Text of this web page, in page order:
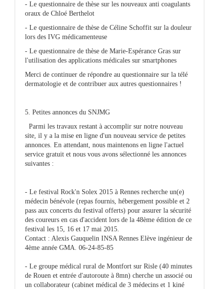
- Le questionnaire de thèse sur les nouveaux anti coagulants
oraux de Chloé Berthelot
- Le questionnaire de thèse de Céline Schoffit sur la douleur
lors des IVG médicamenteuse
- Le questionnaire de thèse de Marie-Espérance Gras sur
l'utilisation des applications médicales sur smartphones
Merci de continuer de répondre au questionnaire sur la télé
dermatologie et de contribuer aux autres questionnaires !
5. Petites annonces du SNJMG
Parmi les travaux restant à accomplir sur notre nouveau
site, il y a la mise en ligne d'un nouveau service de petites
annonces. En attendant, nous maintenons en ligne l'actuel
service gratuit et nous vous avons sélectionné les annonces
suivantes :
- Le festival Rock'n Solex 2015 à Rennes recherche un(e)
médecin bénévole (repas fournis, hébergement possible et 2
pass aux concerts du festival offerts) pour assurer la sécurité
des coureurs en cas d'accident lors de la 48ème édition de ce
festival les 15, 16 et 17 mai 2015.
Contact : Alexis Gauquelin INSA Rennes Elève ingénieur de
4ème année GMA. 06-24-85-85
- Le groupe médical rural de Montfort sur Risle (40 minutes
de Rouen et entrée d'autoroute à 8mn) cherche un associé ou
un collaborateur (cabinet médical de 3 médecins et 1 kiné